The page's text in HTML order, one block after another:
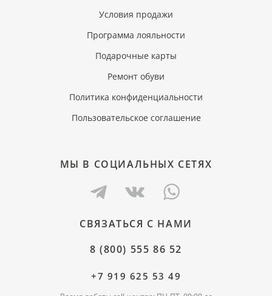
Условия продажи
Программа лояльности
Подарочные карты
Ремонт обуви
Политика конфиденциальности
Пользовательское соглашение
МЫ В СОЦИАЛЬНЫХ СЕТЯХ
СВЯЗАТЬСЯ С НАМИ
8 (800) 555 86 52
+7 919 625 53 49